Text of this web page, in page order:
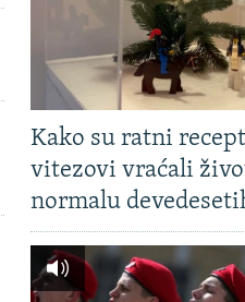
Kako su ratni
vitezovi vraćali
normalu